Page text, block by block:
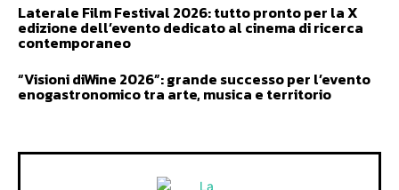
Laterale Film Festival 2026: tutto pronto per la X
edizione dell’evento dedicato al cinema di ricerca
contemporaneo
“Visioni diWine 2026”: grande successo per l’evento
enogastronomico tra arte, musica e territorio